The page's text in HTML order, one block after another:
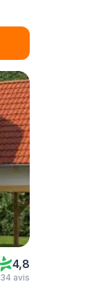
4,8
34 avis